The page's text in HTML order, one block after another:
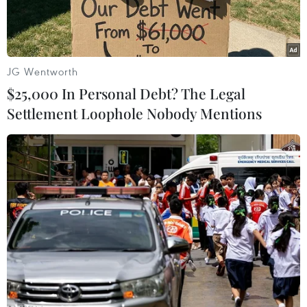
Forbes gọi VinSmart là 'hiện tượng' của làng di động Việt. (Ảnh:
Vsmart)
Thị trường di động tại Việt Nam là một mảnh
JG Wentworth
$25,000 In Personal Debt? The Legal
Settlement Loophole Nobody Mentions